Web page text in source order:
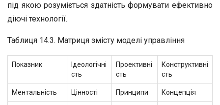
під якою розуміється здатність формувати ефективно
діючі технології.
Таблиця 14.3. Матриця змісту моделі управління
Показник
Ідеологічні
сть
Проективні
сть
Конструктивні
сть
Ментальність Цінності Принципи Концепція